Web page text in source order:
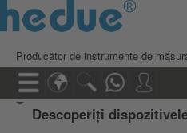
Producător de instrumente de
Descoperiți